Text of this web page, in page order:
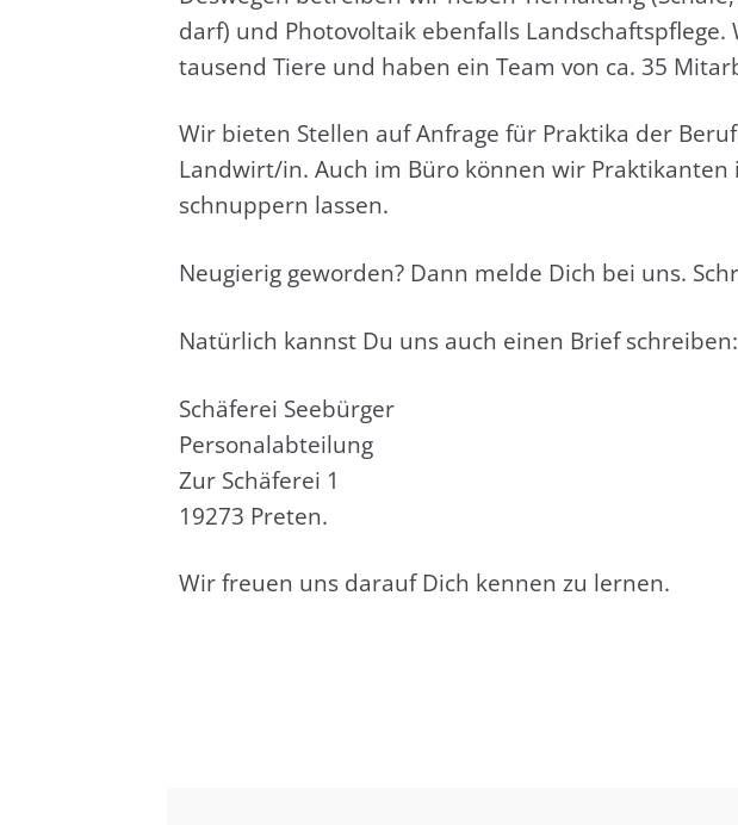
darf) und Pho­to­vol­ta­ik eben­falls
tau­send Tie­re und haben ein Team von ca. 35
Wir bie­ten Stel­len auf Anfra­ge für Prak­ti­ka der
Landwirt/in. Auch im Büro kön­nen wir
schnup­pern las­sen.
Neu­gie­rig gewor­den? Dann mel­de Dich bei uns.
Natür­lich kannst Du uns auch einen Brief schrei­ben:
Schä­fe­rei See­bür­ger
Per­so­nal­ab­tei­lung
Zur Schä­fe­rei 1
19273 Pre­ten.
Wir freu­en uns dar­auf Dich ken­nen zu ler­nen.